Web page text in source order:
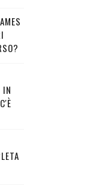
IN